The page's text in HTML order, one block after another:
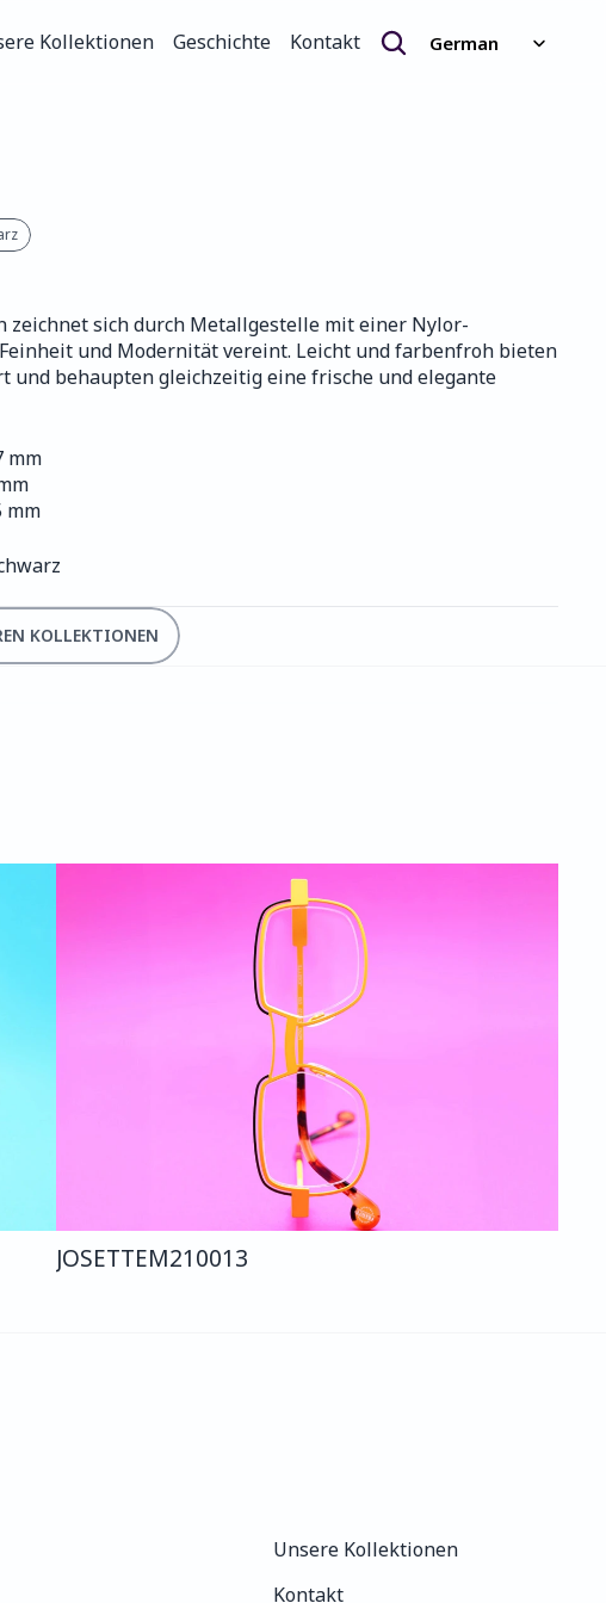
Kollektionen
Geschichte
Kontakt
German
zeichnet sich durch Metallgestelle mit einer Nylor-
und Modernität vereint. Leicht und farbenfroh bieten
und behaupten gleichzeitig eine frische und elegante
mm
mm
KOLLEKTIONEN
JOSETTEM210013
Unsere Kollektionen
Kontakt